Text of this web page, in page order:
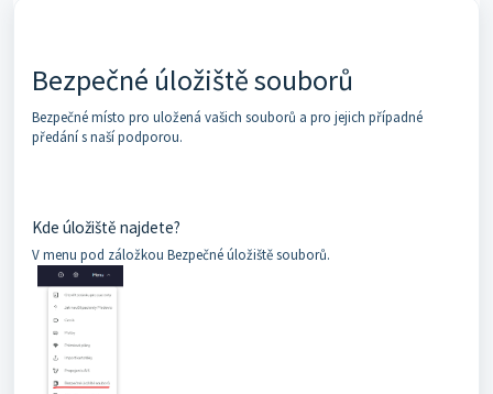
Bezpečné úložiště souborů
Bezpečné místo pro uložená vašich souborů a pro jejich případné
předání s naší podporou.
Kde úložiště najdete?
V menu pod záložkou Bezpečné úložiště souborů.